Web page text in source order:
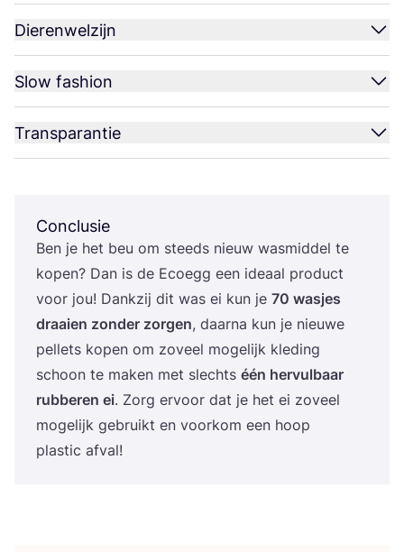
Dierenwelzijn
Slow fashion
Transparantie
Conclusie
Ben je het beu om steeds nieuw was­mid­del te
kopen? Dan is de Ecoegg een ide­aal pro­duct
voor jou! Dank­zij dit was ei kun je 70 was­jes
draai­en zon­der zor­gen, daar­na kun je nieu­we
pel­lets kopen om zoveel moge­lijk kle­ding
schoon te maken met slechts één her­vul­baar
rub­be­ren ei. Zorg ervoor dat je het ei zoveel
moge­lijk gebruikt en voor­kom een hoop
plas­tic afval!